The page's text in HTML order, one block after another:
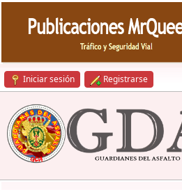
Iniciar sesión Registrarse